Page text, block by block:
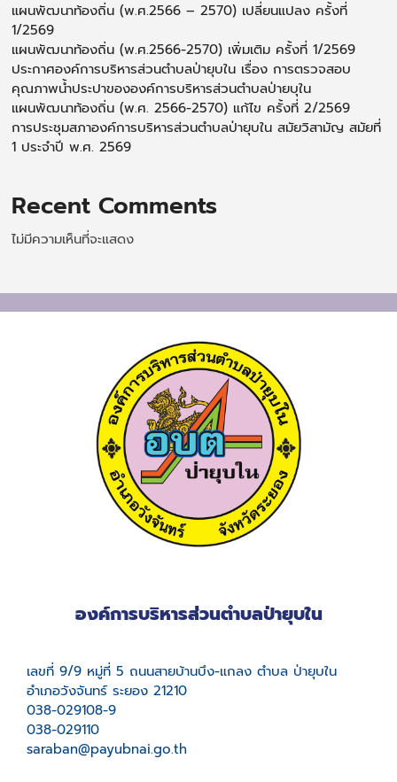
แผนพัฒนาท้องถิ่น (พ.ศ.2566 – 2570) เปลี่ยนแปลง ครั้งที่
1/2569
แผนพัฒนาท้องถิ่น (พ.ศ.2566-2570) เพิ่มเติม ครั้งที่ 1/2569
ประกาศองค์การบริหารส่วนตำบลป่ายุบใน เรื่อง การตรวจสอบ
คุณภาพน้ำประปาขององค์การบริหารส่วนตำบลป่ายบุใน
แผนพัฒนาท้องถิ่น (พ.ศ. 2566-2570) แก้ไข ครั้งที่ 2/2569
การประชุมสภาองค์การบริหารส่วนตำบลป่ายุบใน สมัยวิสามัญ สมัยที่
1 ประจำปี พ.ศ. 2569
Recent Comments
ไม่มีความเห็นที่จะแสดง
องค์การบริหารส่วนตำบลป่ายุบใน
เลขที่ 9/9 หมู่ที่ 5 ถนนสายบ้านบึง-แกลง ตำบล ป่ายุบใน
อำเภอวังจันทร์ ระยอง 21210
038-029108-9
038-029110
saraban@payubnai.go.th